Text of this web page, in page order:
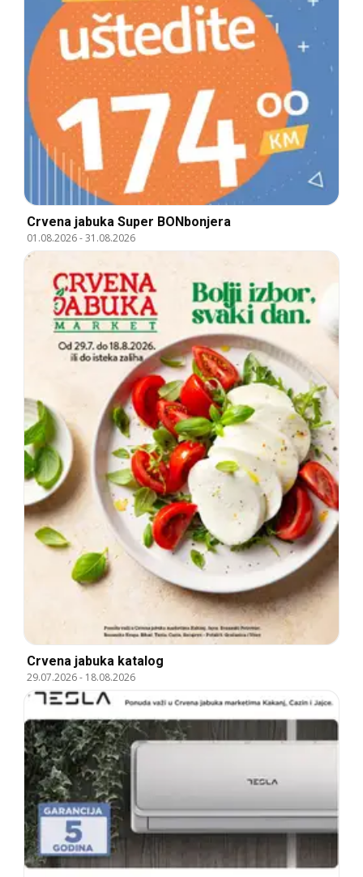
Crvena jabuka Super BONbonjera
01.08.2026-31.08.2026
Crvena jabuka katalog
29.07.2026- 18.08.2026